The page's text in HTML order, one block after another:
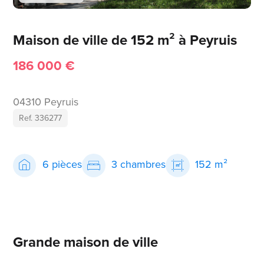
Maison de ville de 152 m² à Peyruis
186 000 €
04310 Peyruis
Ref. 336277
6 pièces 3 chambres 152 m²
Grande maison de ville